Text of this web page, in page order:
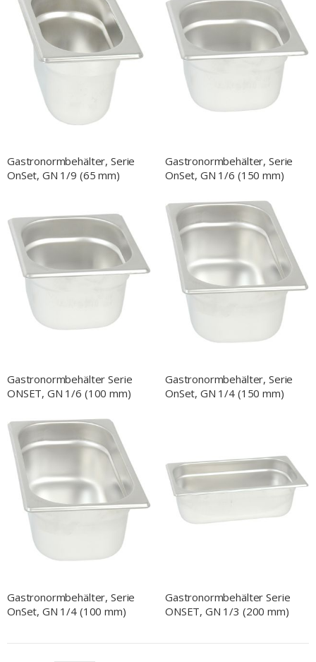
Gastronormbehälter, Serie
OnSet, GN 1/9 (65 mm)
Gastronormbehälter, Serie
OnSet, GN 1/6 (150 mm)
Gastronormbehälter Serie
ONSET, GN 1/6 (100 mm)
Gastronormbehälter, Serie
OnSet, GN 1/4 (150 mm)
Gastronormbehälter, Serie
OnSet, GN 1/4 (100 mm)
Gastronormbehälter Serie
ONSET, GN 1/3 (200 mm)